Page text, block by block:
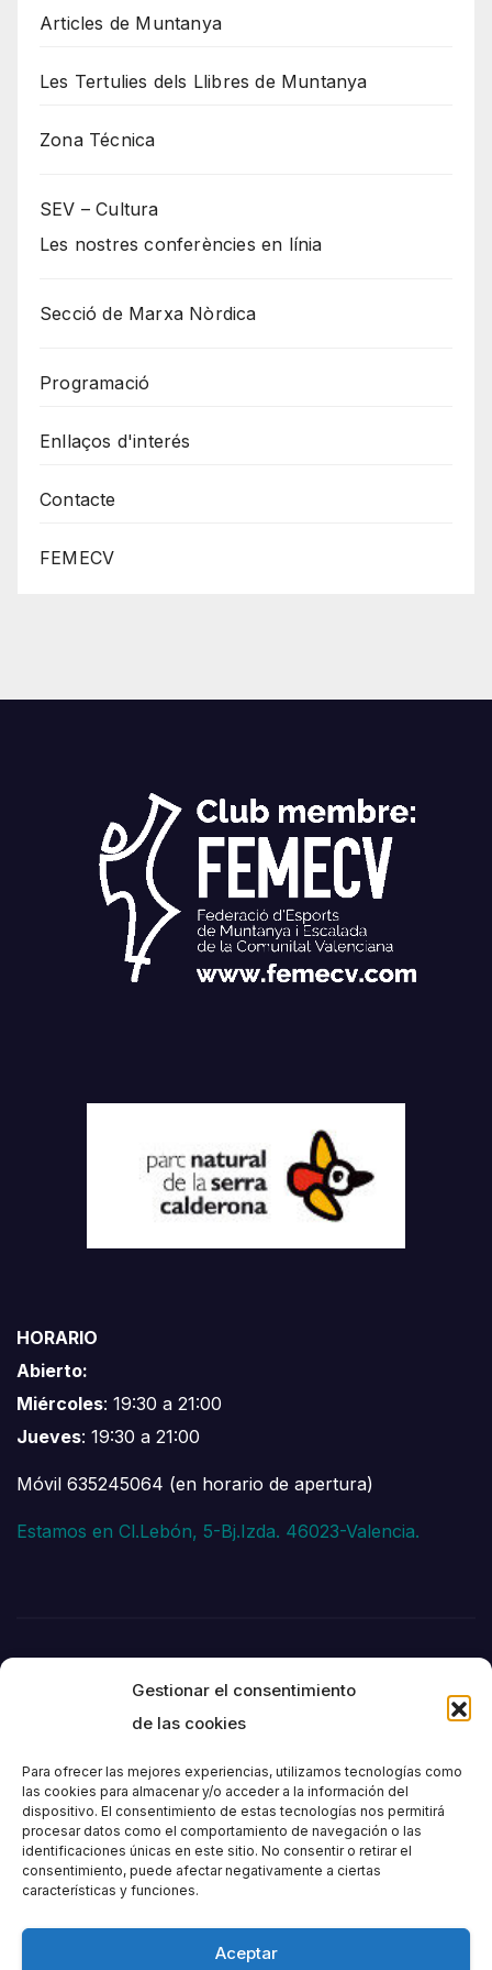
Gestionar el consentimiento
de las cookies
Para ofrecer las mejores experiencias, utilizamos tecnologías como
las cookies para almacenar y/o acceder a la información del
dispositivo. El consentimiento de estas tecnologías nos permitirá
procesar datos como el comportamiento de navegación o las
identificaciones únicas en este sitio. No consentir o retirar el
consentimiento, puede afectar negativamente a ciertas
características y funciones.
Aceptar
Articles de Muntanya
Les Tertulies dels Llibres de Muntanya
Zona Técnica
SEV – Cultura
Les nostres conferències en línia
Secció de Marxa Nòrdica
Programació
Enllaços d'interés
Contacte
FEMECV
HORARIO
Abierto:
Miércoles: 19:30 a 21:00
Jueves: 19:30 a 21:00
Móvil 635245064 (en horario de apertura)
Estamos en Cl.Lebón, 5-Bj.Izda. 46023-Valencia.
Societat
Excursionista de
València